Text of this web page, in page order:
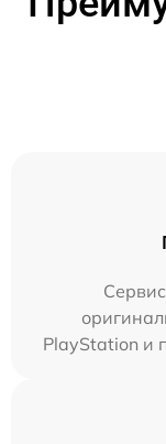
PlayStation и